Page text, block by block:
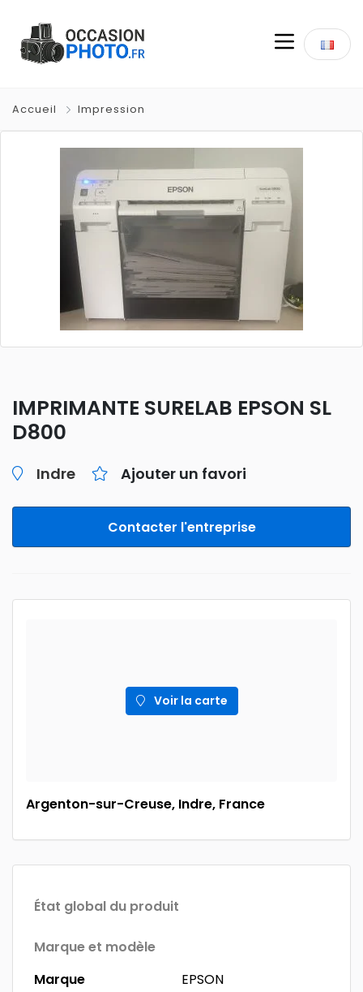
Accueil Impression
IMPRIMANTE SURELAB EPSON SL
D800
Indre Ajouter un favori
Contacter l'entreprise
Voir la carte
Argenton-sur-Creuse, Indre, France
État global du produit
Marque et modèle
Marque
EPSON